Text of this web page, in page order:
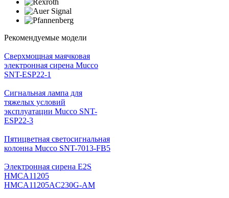
Рекомендуемые модели
Cверхмощная маячковая
электронная сирена Mucco
SNT-ESP22-1
Сигнальная лампа для
тяжелых условий
эксплуатации Mucco SNT-
ESP22-3
Пятицветная светосигнальная
колонна Mucco SNT-7013-FB5
Электронная сирена E2S
HMCA11205
HMCA11205AC230G-AM